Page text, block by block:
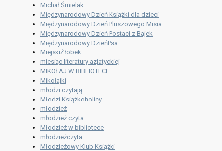
Michał Śmielak
Międzynarodowy Dzień Książki dla dzieci
Międzynarodowy Dzień Pluszowego Misia
Międzynarodowy Dzień Postaci z Bajek
Międzynarodowy DzieńPsa
MiejskiŻłobek
miesiąc literatury azjatyckiej
MIKOŁAJ W BIBLIOTECE
Mikołajki
młodzi czytają
Młodzi Książkoholicy
młodzież
młodzież czyta
Młodzież w bibliotece
młodzieżczyta
Młodzieżowy Klub Książki